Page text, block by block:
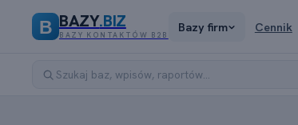
B BAZY.BIZ
BAZY KONTAKTÓW B2B
Bazy firm Cennik